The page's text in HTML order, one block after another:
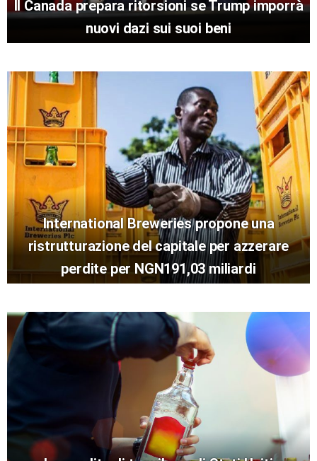
Il Canada prepara ritorsioni se Trump imporrà
nuovi dazi sui suoi beni
International Breweries propone una
ristrutturazione del capitale per azzerare
perdite per NGN191,03 miliardi